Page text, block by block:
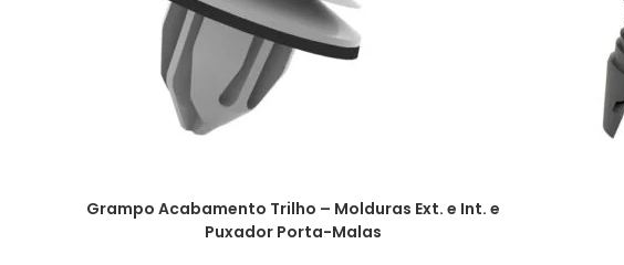
Grampo Acabamento Trilho – Molduras Ext. e Int. e
Puxador Porta-Malas